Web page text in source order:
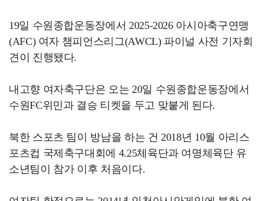
19일 수원종합운동장에서 2025-2026 아시아축구연맹
(AFC) 여자 챔피언스리그(AWCL) 파이널 사전 기자회
견이 진행됐다.
내고향 여자축구단은 오는 20일 수원종합운동장에서
수원FC위민과 결승 티켓을 두고 맞붙게 된다.
북한 스포츠 팀이 방남을 하는 건 2018년 10월 아리스
포츠컵 국제축구대회에 4.25체육단과 여명체육단 유
소년팀이 참가 이후 처음이다.